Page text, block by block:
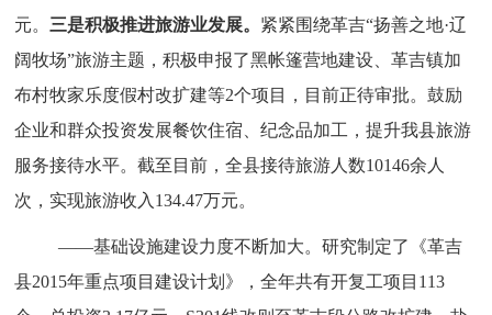
元。 三是积极推进旅游业发展。 紧紧围绕革吉“扬善之地·辽
阔牧场”旅游主题，积极申报了黑帐篷营地建设、革吉镇加
布村牧家乐度假村改扩建等2个项目，目前正待审批。鼓励
企业和群众投资发展餐饮住宿、纪念品加工，提升我县旅游
服务接待水平。截至目前，全县接待旅游人数10146余人
次，实现旅游收入134.47万元。
——基础设施建设力度不断加大。研究制定了《革吉
县2015年重点项目建设计划》，全年共有开复工项目113